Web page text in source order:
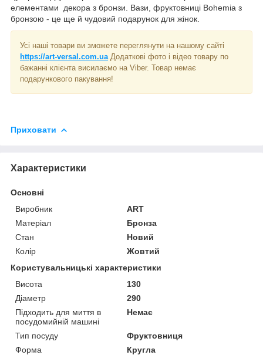
елементами декора з бронзи. Вази, фруктовниці Bohemia з
бронзою - це ще й чудовий подарунок для жінок.
Усі наші товари ви зможете переглянути на нашому сайті
https://art-versal.com.ua Додаткові фото і відео товару по
бажанні клієнта висилаємо на Viber. Товар немає
подарункового пакування!
Приховати
Характеристики
Основні
Виробник
ART
Матеріал
Бронза
Стан
Новий
Колір
Жовтий
Користувальницькі характеристики
Висота
130
Діаметр
290
Підходить для миття в
посудомийній машині
Немає
Тип посуду
Фруктовниця
Форма
Кругла